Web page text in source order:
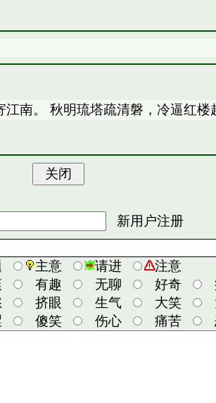
南。 秋明琉塔疏清磐，冷逼红
新用户注册
主意 请进
注意
有趣 无聊 好奇
挤眼 生气 大笑
傻笑 伤心 痛苦